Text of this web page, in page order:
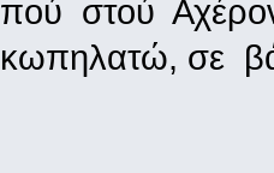
πού στού
κωπηλατώ, σε